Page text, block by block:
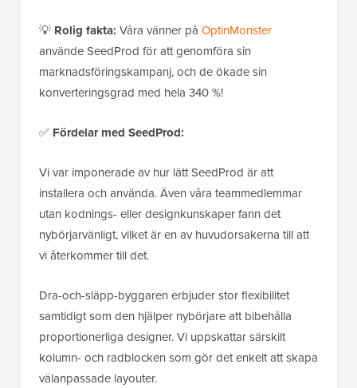
💡 Rolig fakta: Våra vänner på OptinMonster
använde SeedProd för att genomföra sin
marknadsföringskampanj, och de ökade sin
konverteringsgrad med hela 340 %!
✅ Fördelar med SeedProd:
Vi var imponerade av hur lätt SeedProd är att
installera och använda. Även våra teammedlemmar
utan kodnings- eller designkunskaper fann det
nybörjarvänligt, vilket är en av huvudorsakerna till att
vi återkommer till det.
Dra-och-släpp-byggaren erbjuder stor flexibilitet
samtidigt som den hjälper nybörjare att bibehålla
proportionerliga designer. Vi uppskattar särskilt
kolumn- och radblocken som gör det enkelt att skapa
välanpassade layouter.